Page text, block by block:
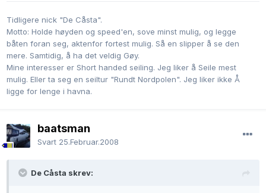
Tidligere nick "De Cåsta".
Motto: Holde høyden og speed'en, sove minst mulig, og legge
båten foran seg, aktenfor fortest mulig. Så en slipper å se den
mere. Samtidig, å ha det veldig Gøy.
Mine interesser er Short handed seiling. Jeg liker å Seile mest
mulig. Eller ta seg en seiltur "Rundt Nordpolen". Jeg liker ikke Å
ligge for lenge i havna.
baatsman
Svart 25.Februar.2008
De Cåsta skrev: